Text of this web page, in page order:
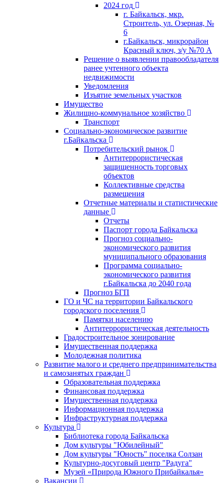
2024 год
г. Байкальск, мкр.
Строитель, ул. Озерная, №
6
г.Байкальск, микрорайон
Красный ключ, з/у №70 А
Решение о выявлении правообладателя
ранее учтенного объекта
недвижимости
Уведомления
Изъятие земельных участков
Имущество
Жилищно-коммунальное хозяйство
Транспорт
Социально-экономическое развитие
г.Байкальска
Потребительский рынок
Антитеррористическая
защищенность торговых
объектов
Коллективные средства
размещения
Отчетные материалы и статистические
данные
Отчеты
Паспорт города Байкальска
Прогноз социально-
экономического развития
муниципального образования
Программа социально-
экономического развития
г.Байкальска до 2040 года
Прогноз БГП
ГО и ЧС на территории Байкальского
городского поселения
Памятки населению
Антитеррористическая деятельность
Градостроительное зонирование
Имущественная поддержка
Молодежная политика
Развитие малого и среднего предпринимательства
и самозанятых граждан
Образовательная поддержка
Финансовая поддержка
Имущественная поддержка
Информационная поддержка
Инфраструктурная поддержка
Культура
Библиотека города Байкальска
Дом культуры "Юбилейный"
Дом культуры "Юность" поселка Солзан
Культурно-досуговый центр "Радуга"
Музей «Природа Южного Прибайкалья»
Вакансии